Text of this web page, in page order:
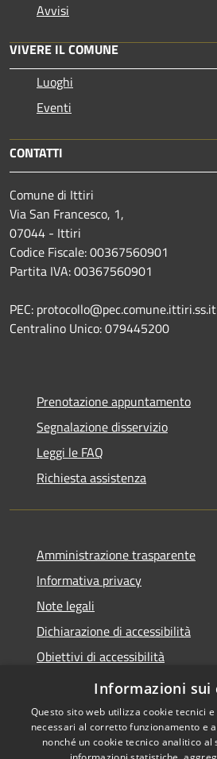
Avvisi
VIVERE IL COMUNE
Luoghi
Eventi
CONTATTI
Comune di Ittiri
Via San Francesco, 1,
07044 - Ittiri
Codice Fiscale: 00367560901
Partita IVA: 00367560901
PEC: protocollo@pec.comune.ittiri.ss.it
Centralino Unico: 079445200
Prenotazione appuntamento
Segnalazione disservizio
Leggi le FAQ
Richiesta assistenza
Amministrazione trasparente
Informativa privacy
Note legali
Dichiarazione di accessibilità
Obiettivi di accessibilità
Storico Deliberazioni
Informazioni sui
Questo sito web utilizza cookie tecnici
necessari al corretto funzionamento e
nonché un cookie tecnico analitico